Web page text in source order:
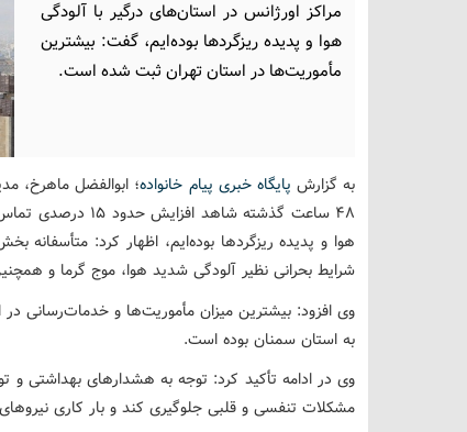
مراکز اورژانس در استان‌های درگیر با آلودگی
هوا و پدیده ریزگردها بوده‌ایم، گفت: بیشترین
مأموریت‌ها در استان تهران ثبت شده است.
به گزارش پایگاه خبری پیام خانواده؛ ابوالفضل ماهرخ،
48 ساعت گذشته
هوا و پدیده ریزگردها بوده‌ایم، اظهار کرد:
شرایط بحرانی نظیر آلودگی شدید هوا، موج گرما و
وی افزود: بیشترین میزان مأموریت‌ها و خدمات‌رسانی
به استان سمنان بوده است.
وی در ادامه تأکید کرد: توجه به هشدارهای بهداشتی و
مشکلات تنفسی و قلبی جلوگیری کند و بار کاری